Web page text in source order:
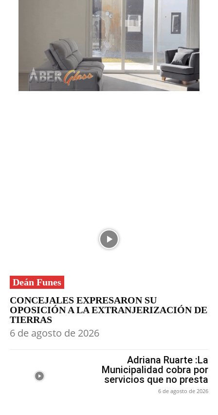
Deán Funes
CONCEJALES EXPRESARON SU
OPOSICIÓN A LA EXTRANJERIZACIÓN DE
TIERRAS
6 de agosto de 2026
Adriana Ruarte :La
Municipalidad cobra por
servicios que no presta
6 de agosto de 2026